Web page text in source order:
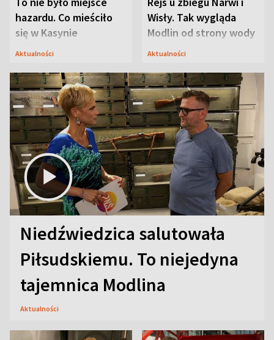
hazardu. Co mieściło
się w Kasynie
Oficerskim?
Aktualności
Wisły. Tak wygląda
Modlin od strony wody
Aktualności
Niedźwiedzica salutowała
Piłsudskiemu. To niejedyna
tajemnica Modlina
Aktualności